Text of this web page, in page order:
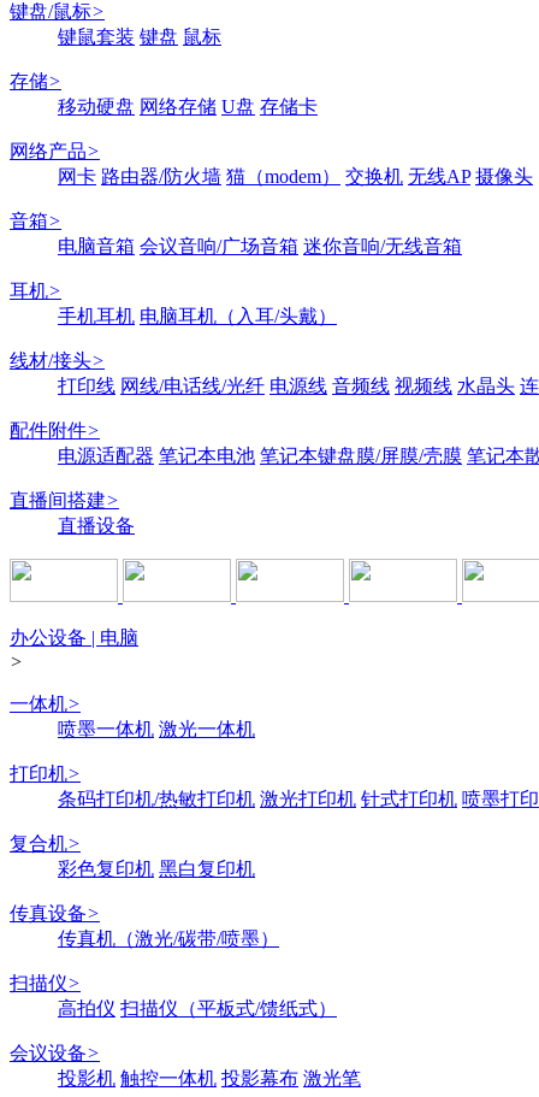
键盘/鼠标>
键鼠套装 键盘 鼠标
存储>
移动硬盘 网络存储 U盘 存储卡
网络产品>
网卡 路由器/防火墙 猫（modem） 交换机 无线AP 摄像头
音箱>
电脑音箱 会议音响/广场音箱 迷你音响/无线音箱
耳机>
手机耳机 电脑耳机（入耳/头戴）
线材/接头>
打印线 网线/电话线/光纤 电源线 音频线 视频线 水晶头
配件附件>
电源适配器 笔记本电池 笔记本键盘膜/屏膜/壳膜 笔记本
直播间搭建>
直播设备
办公设备 | 电脑
>
一体机>
喷墨一体机 激光一体机
打印机>
条码打印机/热敏打印机 激光打印机 针式打印机 喷墨打
复合机>
彩色复印机 黑白复印机
传真设备>
传真机（激光/碳带/喷墨）
扫描仪>
高拍仪 扫描仪（平板式/馈纸式）
会议设备>
投影机 触控一体机 投影幕布 激光笔